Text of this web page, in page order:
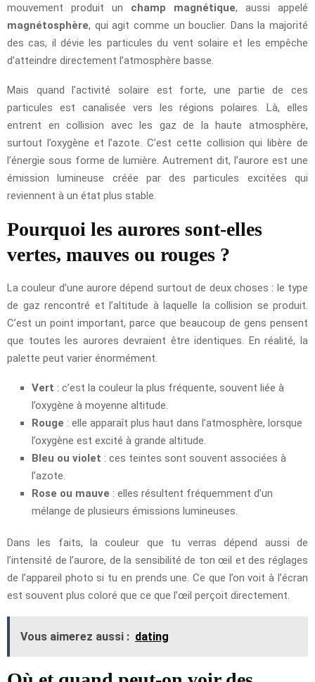
mouvement produit un champ magnétique, aussi appelé
magnétosphère, qui agit comme un bouclier. Dans la majorité
des cas, il dévie les particules du vent solaire et les empêche
d’atteindre directement l’atmosphère basse.
Mais quand l’activité solaire est forte, une partie de ces
particules est canalisée vers les régions polaires. Là, elles
entrent en collision avec les gaz de la haute atmosphère,
surtout l’oxygène et l’azote. C’est cette collision qui libère de
l’énergie sous forme de lumière. Autrement dit, l’aurore est une
émission lumineuse créée par des particules excitées qui
reviennent à un état plus stable.
Pourquoi les aurores sont-elles
vertes, mauves ou rouges ?
La couleur d’une aurore dépend surtout de deux choses : le type
de gaz rencontré et l’altitude à laquelle la collision se produit.
C’est un point important, parce que beaucoup de gens pensent
que toutes les aurores devraient être identiques. En réalité, la
palette peut varier énormément.
Vert : c’est la couleur la plus fréquente, souvent liée à
l’oxygène à moyenne altitude.
Rouge : elle apparaît plus haut dans l’atmosphère, lorsque
l’oxygène est excité à grande altitude.
Bleu ou violet : ces teintes sont souvent associées à
l’azote.
Rose ou mauve : elles résultent fréquemment d’un
mélange de plusieurs émissions lumineuses.
Dans les faits, la couleur que tu verras dépend aussi de
l’intensité de l’aurore, de la sensibilité de ton œil et des réglages
de l’appareil photo si tu en prends une. Ce que l’on voit à l’écran
est souvent plus coloré que ce que l’œil perçoit directement.
Vous aimerez aussi : dating